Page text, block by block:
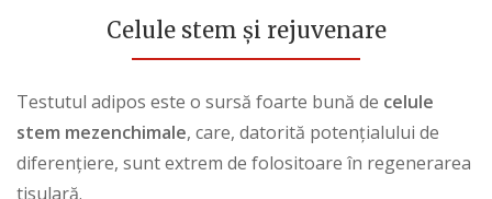
Celule stem și rejuvenare
Testutul adipos este o sursă foarte bună de celule
stem mezenchimale, care, datorită potențialului de
diferențiere, sunt extrem de folositoare în regenerarea
tisulară.